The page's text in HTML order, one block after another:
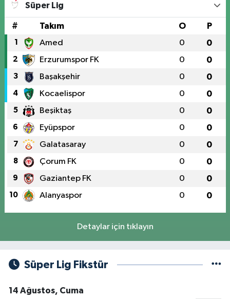
Süper Lig
# Takım O P
1 Amed 0 0
2 Erzurumspor FK 0 0
3 Başakşehir 0 0
4 Kocaelispor 0 0
5 Beşiktaş 0 0
6 Eyüpspor 0 0
7 Galatasaray 0 0
8 Çorum FK 0 0
9 Gaziantep FK 0 0
10 Alanyaspor 0 0
Detaylar için tıklayın
Süper Lig Fikstür
14 Ağustos, Cuma